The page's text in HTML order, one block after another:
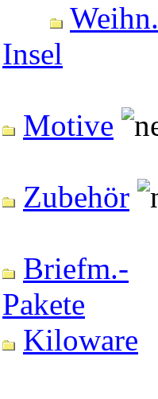
Weihn.
Insel
Motive
Zubehör
Briefm.-
Pakete
Kiloware